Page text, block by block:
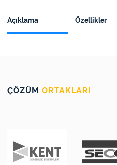
Açıklama Özellikler
ÇÖZÜM ORTAKLARI